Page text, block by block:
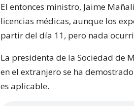
El entonces ministro, Jaime
licencias médicas, aunque los
partir del día 11, pero nada
La presidenta de la Sociedad de
en el extranjero se ha
es aplicable.